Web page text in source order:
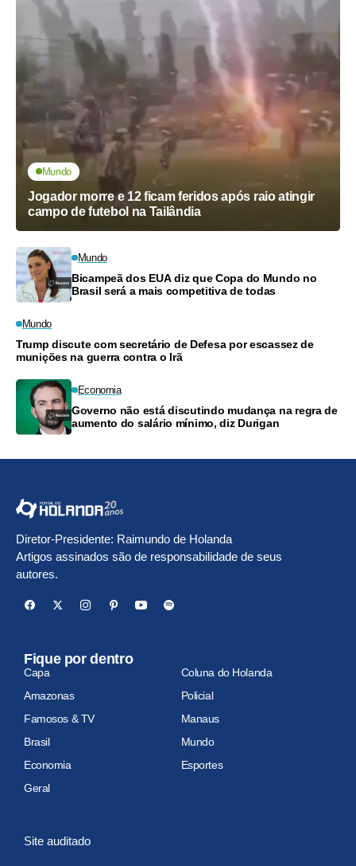
Mundo
Jogador morre e 12 ficam feridos após raio atingir
campo de futebol na Tailândia
Mundo
Bicampeã dos EUA diz que Copa do Mundo no
Brasil será a mais competitiva de todas
Mundo
Trump discute com secretário de Defesa por escassez de
munições na guerra contra o Irã
Economia
Governo não está discutindo mudança na regra de
aumento do salário mínimo, diz Durigan
Diretor-Presidente: Raimundo de Holanda
Artigos assinados são de responsabilidade de seus
autores.
Fique por dentro
Capa
Coluna do Holanda
Amazonas
Policial
Famosos & TV
Manaus
Brasil
Mundo
Economia
Esportes
Geral
Site auditado